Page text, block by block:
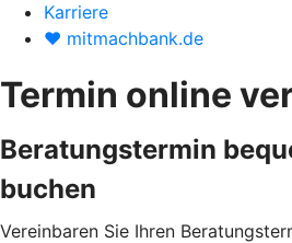
Karriere
♥ mitmachbank.de
Termin online
Beratungstermin
buchen
Vereinbaren Sie Ihren